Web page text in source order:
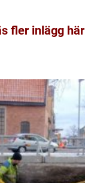
fler inlägg här